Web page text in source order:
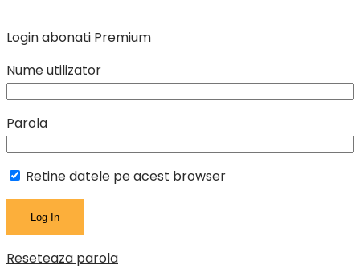
Login abonati Premium
Nume utilizator
Parola
Retine datele pe acest browser
Reseteaza parola